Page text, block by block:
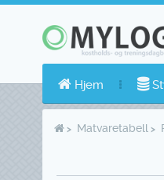
Hjem
Matvaretabell